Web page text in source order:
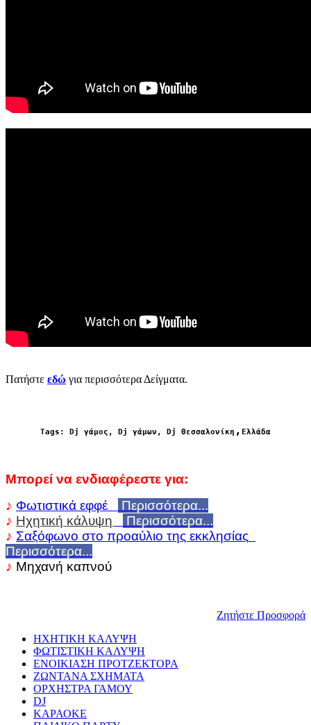
Πατήστε εδώ για περισσότερα Δείγματα.
Tags: Dj γάμος, Dj γάμων, Dj Θεσσαλονίκη , Ελλάδα
Μπορεί να ενδιαφέρεστε για:
♪ Φωτιστικά εφφέ
Περισσότερα...
♪ Ηχητική κάλυψη
Περισσότερα...
♪ Σαξόφωνο στο προαύλιο της εκκλησίας
Περισσότερα...
♪ Μηχανή καπνού
Ζητήστε Προσφορά
ΗΧΗΤΙΚΗ ΚΑΛΥΨΗ
ΦΩΤΙΣΤΙΚΗ ΚΑΛΥΨΗ
ΕΝΟΙΚΙΑΣΗ ΠΡΟΤΖΕΚΤΟΡΑ
ΖΩΝΤΑΝΑ ΣΧΗΜΑΤΑ
ΟΡΧΗΣΤΡΑ ΓΑΜΟΥ
DJ
ΚΑΡΑΟΚΕ